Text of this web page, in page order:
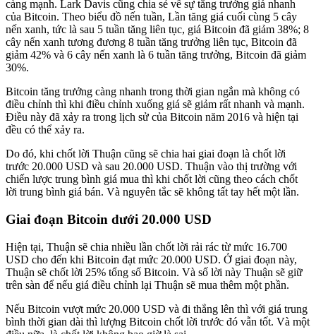
càng mạnh. Lark Davis cũng chia sẻ về sự tăng trưởng giá nhanh
của Bitcoin. Theo biểu đồ nến tuần, Lần tăng giá cuối cùng 5 cây
nến xanh, tức là sau 5 tuần tăng liên tục, giá Bitcoin đã giảm 38%; 8
cây nến xanh tương đương 8 tuần tăng trưởng liên tục, Bitcoin đã
giảm 42% và 6 cây nến xanh là 6 tuần tăng trưởng, Bitcoin đã giảm
30%.
Bitcoin tăng trưởng càng nhanh trong thời gian ngắn mà không có
điều chỉnh thì khi điều chỉnh xuống giá sẽ giảm rất nhanh và mạnh.
Điều này đã xảy ra trong lịch sử của Bitcoin năm 2016 và hiện tại
đều có thể xảy ra.
Do đó, khi chốt lời Thuận cũng sẽ chia hai giai đoạn là chốt lời
trước 20.000 USD và sau 20.000 USD. Thuận vào thị trường với
chiến lược trung bình giá mua thì khi chốt lời cũng theo cách chốt
lời trung bình giá bán. Và nguyên tắc sẽ không tất tay hết một lần.
Giai đoạn Bitcoin dưới 20.000 USD
Hiện tại, Thuận sẽ chia nhiều lần chốt lời rải rác từ mức 16.700
USD cho đến khi Bitcoin đạt mức 20.000 USD. Ở giai đoạn này,
Thuận sẽ chốt lời 25% tổng số Bitcoin. Và số lời này Thuận sẽ giữ
trên sàn để nếu giá điều chỉnh lại Thuận sẽ mua thêm một phần.
Nếu Bitcoin vượt mức 20.000 USD và đi thẳng lên thì với giá trung
bình thời gian dài thì lượng Bitcoin chốt lời trước đó vẫn tốt. Và một